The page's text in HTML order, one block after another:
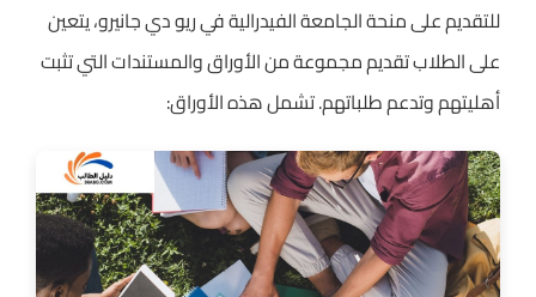
للتقديم على منحة الجامعة الفيدرالية في ريو دي جانيرو، يتعين
على الطلاب تقديم مجموعة من الأوراق والمستندات التي تثبت
أهليتهم وتدعم طلباتهم. تشمل هذه الأوراق: